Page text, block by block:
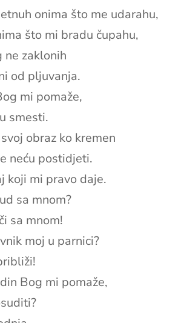
onima što me udarahu,
što mi bradu čupahu,
ne zaklonih
od pljuvanja.
mi pomaže,
smesti.
obraz ko kremen
neću postidjeti.
koji mi pravo daje.
sa mnom?
sa mnom!
moj u parnici?
Bog mi pomaže,